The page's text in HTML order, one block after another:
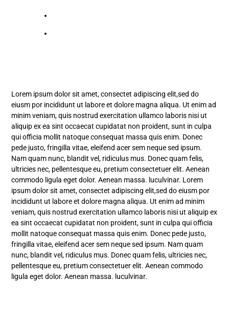
Lorem ipsum dolor sit amet, consectet adipiscing elit,sed do
eiusm por incididunt ut labore et dolore magna aliqua. Ut enim ad
minim veniam, quis nostrud exercitation ullamco laboris nisi ut
aliquip ex ea sint occaecat cupidatat non proident, sunt in culpa
qui officia mollit natoque consequat massa quis enim. Donec
pede justo, fringilla vitae, eleifend acer sem neque sed ipsum.
Nam quam nunc, blandit vel, ridiculus mus. Donec quam felis,
ultricies nec, pellentesque eu, pretium consectetuer elit. Aenean
commodo ligula eget dolor. Aenean massa. luculvinar. Lorem
ipsum dolor sit amet, consectet adipiscing elit,sed do eiusm por
incididunt ut labore et dolore magna aliqua. Ut enim ad minim
veniam, quis nostrud exercitation ullamco laboris nisi ut aliquip ex
ea sint occaecat cupidatat non proident, sunt in culpa qui officia
mollit natoque consequat massa quis enim. Donec pede justo,
fringilla vitae, eleifend acer sem neque sed ipsum. Nam quam
nunc, blandit vel, ridiculus mus. Donec quam felis, ultricies nec,
pellentesque eu, pretium consectetuer elit. Aenean commodo
ligula eget dolor. Aenean massa. luculvinar.